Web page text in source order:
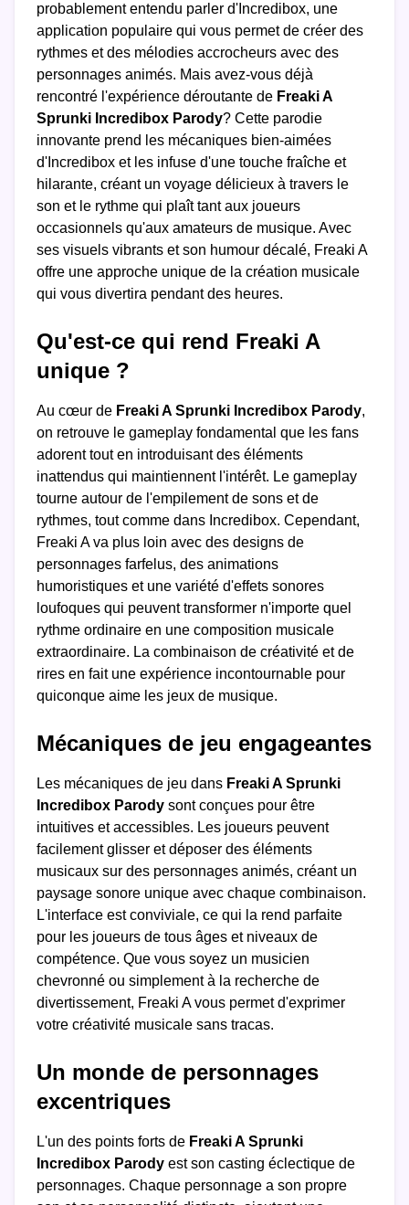
probablement entendu parler d'Incredibox, une
application populaire qui vous permet de créer des
rythmes et des mélodies accrocheurs avec des
personnages animés. Mais avez-vous déjà
rencontré l'expérience déroutante de Freaki A
Sprunki Incredibox Parody? Cette parodie
innovante prend les mécaniques bien-aimées
d'Incredibox et les infuse d'une touche fraîche et
hilarante, créant un voyage délicieux à travers le
son et le rythme qui plaît tant aux joueurs
occasionnels qu'aux amateurs de musique. Avec
ses visuels vibrants et son humour décalé, Freaki A
offre une approche unique de la création musicale
qui vous divertira pendant des heures.
Qu'est-ce qui rend Freaki A
unique ?
Au cœur de Freaki A Sprunki Incredibox Parody,
on retrouve le gameplay fondamental que les fans
adorent tout en introduisant des éléments
inattendus qui maintiennent l'intérêt. Le gameplay
tourne autour de l'empilement de sons et de
rythmes, tout comme dans Incredibox. Cependant,
Freaki A va plus loin avec des designs de
personnages farfelus, des animations
humoristiques et une variété d'effets sonores
loufoques qui peuvent transformer n'importe quel
rythme ordinaire en une composition musicale
extraordinaire. La combinaison de créativité et de
rires en fait une expérience incontournable pour
quiconque aime les jeux de musique.
Mécaniques de jeu engageantes
Les mécaniques de jeu dans Freaki A Sprunki
Incredibox Parody sont conçues pour être
intuitives et accessibles. Les joueurs peuvent
facilement glisser et déposer des éléments
musicaux sur des personnages animés, créant un
paysage sonore unique avec chaque combinaison.
L'interface est conviviale, ce qui la rend parfaite
pour les joueurs de tous âges et niveaux de
compétence. Que vous soyez un musicien
chevronné ou simplement à la recherche de
divertissement, Freaki A vous permet d'exprimer
votre créativité musicale sans tracas.
Un monde de personnages
excentriques
L'un des points forts de Freaki A Sprunki
Incredibox Parody est son casting éclectique de
personnages. Chaque personnage a son propre